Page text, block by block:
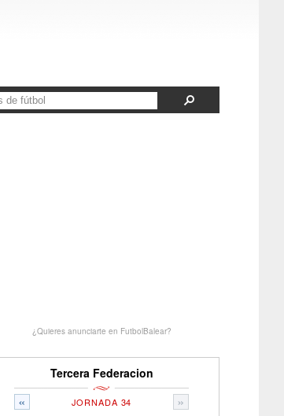
¿Quieres anunciarte en FutbolBalear?
Tercera Federacion
« »
JORNADA 34